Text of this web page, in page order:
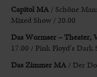
Capitol MA / Schöne
Mixed Show / 20.00
Das Wormser –Theater,
17.00 / Pink Floyd’s Dark
Das Zimmer MA / Der